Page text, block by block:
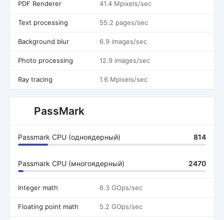
PDF Renderer 41.4 Mpixels/sec
Text processing 55.2 pages/sec
Background blur 6.9 images/sec
Photo processing 12.9 images/sec
Ray tracing 1.6 Mpixels/sec
PassMark
Passmark CPU (одноядерный) 814
Passmark CPU (многоядерный) 2470
Integer math 6.3 GOps/sec
Floating point math 5.2 GOps/sec